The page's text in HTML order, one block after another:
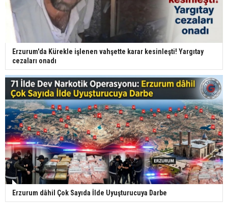
Erzurum'da Kürekle işlenen vahşette karar kesinleşti! Yargıtay
cezaları onadı
Erzurum dâhil Çok Sayıda İlde Uyuşturucuya Darbe